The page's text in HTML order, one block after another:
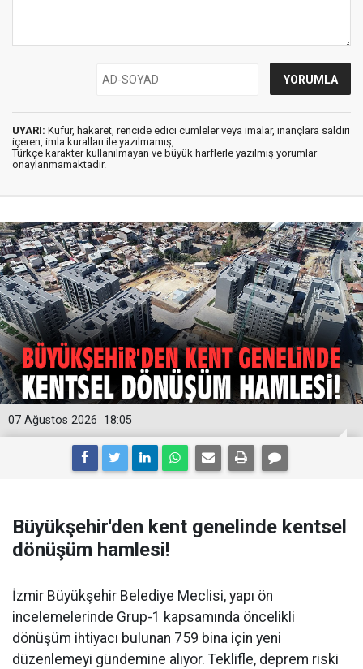
UYARI: Küfür, hakaret, rencide edici cümleler veya imalar, inançlara saldırı
içeren, imla kuralları ile yazılmamış,
Türkçe karakter kullanılmayan ve büyük harflerle yazılmış yorumlar
onaylanmamaktadır.
18:05
07 Ağustos 2026
Büyükşehir'den kent genelinde kentsel
dönüşüm hamlesi!
İzmir Büyükşehir Belediye Meclisi, yapı ön
incelemelerinde Grup-1 kapsamında öncelikli
dönüşüm ihtiyacı bulunan 759 bina için yeni
düzenlemeyi gündemine alıyor. Teklifle, deprem riski